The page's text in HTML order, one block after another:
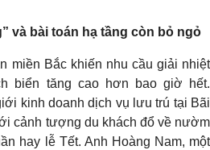
và bài toán hạ tầng còn bỏ ngỏ
miền Bắc khiến nhu cầu giải nhiệt
biển tăng cao hơn bao giờ hết.
kinh doanh dịch vụ lưu trú tại Bãi
cảnh tượng du khách đổ về nườm
hay lễ Tết. Anh Hoàng Nam, một